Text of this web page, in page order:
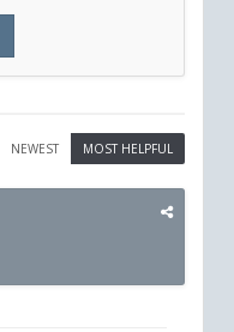
MOST HELPFUL
NEWEST